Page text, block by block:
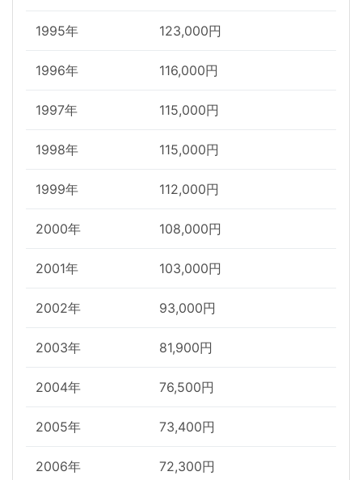
1995年 123,000円
1996年 116,000円
1997年 115,000円
1998年 115,000円
1999年 112,000円
2000年 108,000円
2001年 103,000円
2002年 93,000円
2003年 81,900円
2004年 76,500円
2005年 73,400円
2006年 72,300円